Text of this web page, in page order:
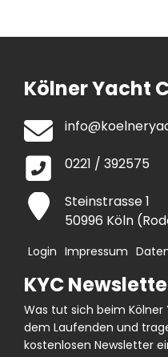
Kölner Yacht
0221 / 392575
Steinstrasse 1
50996 Köln
Login Impressum
KYC
Was tut sich beim Kölner
dem Laufenden und
kostenlosen Newsletter